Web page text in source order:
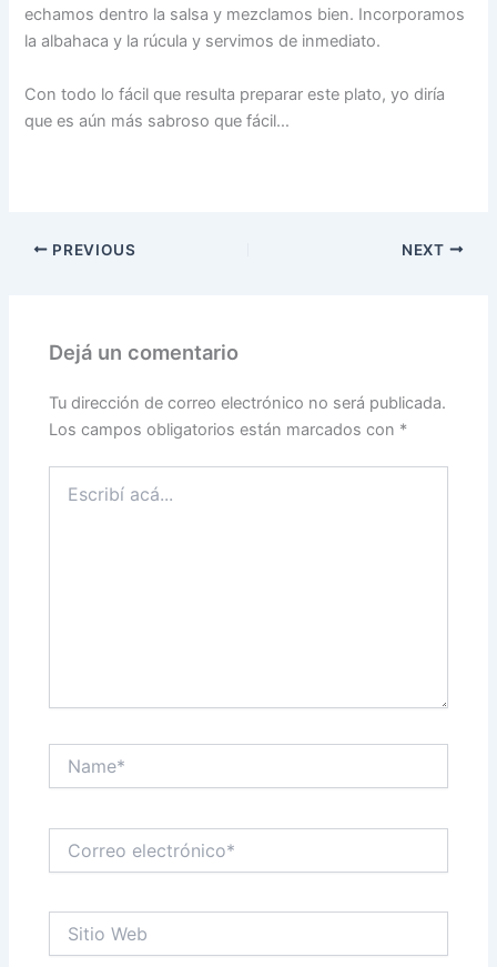
echamos dentro la salsa y mezclamos bien. Incorporamos
la albahaca y la rúcula y servimos de inmediato.
Con todo lo fácil que resulta preparar este plato, yo diría
que es aún más sabroso que fácil…
PREVIOUS NEXT
Dejá un comentario
Tu dirección de correo electrónico no será publicada.
Los campos obligatorios están marcados con *
acá...
electrónico*
Web